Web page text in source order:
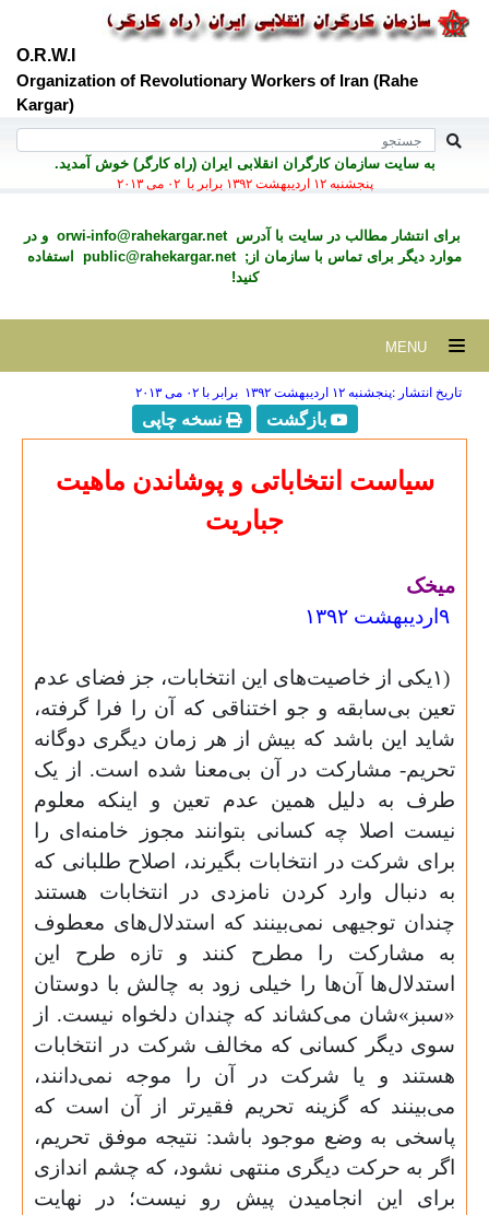
O.R.W.I
Organization of Revolutionary Workers of Iran (Rahe
Kargar)
به سايت سازمان کارگران انقلابی ايران (راه کارگر) خوش آمديد.
پنجشنبه ۱۲ ارديبهشت ۱۳۹۲ برابر با ۰۲ می ۲۰۱۳
برای انتشار مطالب در سايت با آدرسorwi-info@rahekargar.net و در
موارد ديگر برای تماس با سازمان از;public@rahekargar.net
استفاده
کنید!
تاریخ انتشار :پنجشنبه ۱۲ ارديبهشت ۱۳۹۲ برابر با ۰۲ می ۲۰۱۳
بازگشت نسخه چاپی
سیاست انتخاباتی و پوشاندن ماهیت
جباریت
میخک
۹اردیبهشت ۱۳۹۲
۱)یکی از خاصیت‌های این انتخابات، جز فضای عدم
تعین بی‌سابقه و جو اختناقی که آن را فرا گرفته،
شاید این باشد که بیش از هر زمان دیگری دوگانه
تحریم- مشارکت در آن بی‌معنا شده است. از یک
طرف به دلیل همین عدم تعین و اینکه معلوم
نیست اصلا چه کسانی بتوانند مجوز خامنه‌ای را
برای شرکت در انتخابات بگیرند، اصلاح طلبانی که
به دنبال وارد کردن نامزدی در انتخابات هستند
چندان توجیهی نمی‌بینند که استدلال‌های معطوف
به مشارکت را مطرح کنند و تازه طرح این
استدلال‌ها آن‌ها را خیلی زود به چالش با دوستان
«سبز»شان می‌کشاند که چندان دلخواه نیست. از
سوی دیگر کسانی که مخالف شرکت در انتخابات
هستند و یا شرکت در آن را موجه نمی‌دانند،
می‌بینند که گزینه تحریم فقیر‌تر از آن است که
پاسخی به وضع موجود باشد: نتیجه موفق تحریم،
اگر به حرکت دیگری منتهی نشود، که چشم اندازی
برای این انجامیدن پیش رو نیست؛ در ‌‌نهایت